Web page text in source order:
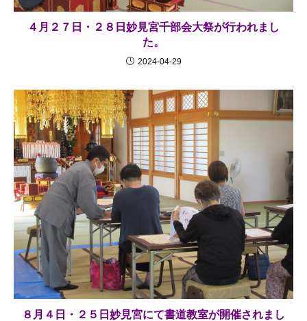
４月２７日・２８日妙見宮千部会大祭が行われまし
た。
2024-04-29
８月４日・２５日妙見宮にて書道教室が開催されまし